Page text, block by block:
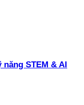
STEM & AI